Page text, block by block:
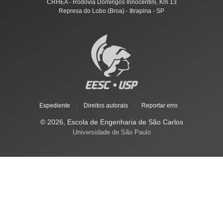
CRHEA - Rodovia Domingos Innocentini, Km 13
Represa do Lobo (Broa) - Itirapina - SP
Expediente Direitos autorais Reportar erro
© 2026, Escola de Engenharia de São Carlos
Universidade de São Paulo